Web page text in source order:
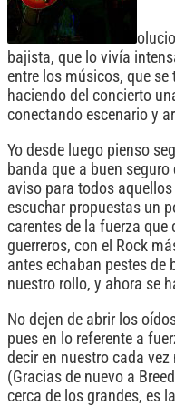
bajista, que lo vivía
entre los músicos, que
haciendo del concierto
conectando escenario y
Yo desde luego pienso
banda que a buen
aviso para todos
escuchar propuestas un
carentes de la fuerza
guerreros, con el Rock
antes echaban pestes
nuestro rollo, y ahora se
No dejen de abrir los
pues en lo referente a
decir en nuestro cada vez
(Gracias de nuevo a
cerca de los grandes, es